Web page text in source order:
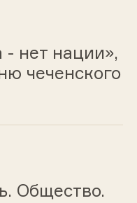
нет нации»,
чеченского
Общество.